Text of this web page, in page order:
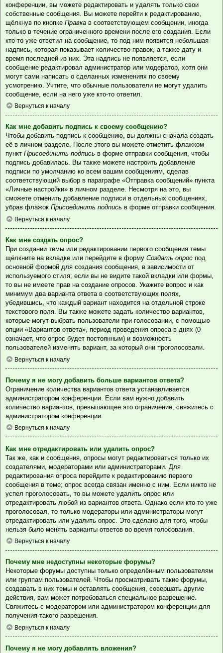
конференции, вы можете редактировать и удалять только свои
собственные сообщения. Вы можете перейти к редактированию,
щёлкнув по кнопке Правка в соответствующем сообщении, иногда
только в течение ограниченного времени после его создания. Если
кто-то уже ответил на сообщение, то под ним появится небольшая
надпись, которая показывает количество правок, а также дату и
время последней из них. Эта надпись не появляется, если
сообщение редактировал администратор или модератор, хотя они
могут сами написать о сделанных изменениях по своему
усмотрению. Учтите, что обычные пользователи не могут удалить
сообщение, если на него уже кто-то ответил.
Вернуться к началу
Как мне добавить подпись к своему сообщению?
Чтобы добавить подпись к сообщению, вы должны сначала создать
её в личном разделе. После этого вы можете отметить флажком
пункт Присоединить подпись в форме отправки сообщения, чтобы
подпись добавилась. Вы также можете настроить добавление
подписи по умолчанию ко всем вашим сообщениям, сделав
соответствующий выбор в параграфе «Отправка сообщений» пункта
«Личные настройки» в личном разделе. Несмотря на это, вы
сможете отменить добавление подписи в отдельных сообщениях,
убрав флажок Присоединить подпись в форме отправки сообщения.
Вернуться к началу
Как мне создать опрос?
При создании темы или редактировании первого сообщения темы
щёлкните на вкладке или перейдите в форму Создать опрос под
основной формой для создания сообщения, в зависимости от
используемого стиля; если вы не видите такой вкладки или формы,
то вы не имеете прав на создание опросов. Укажите вопрос и как
минимум два варианта ответа в соответствующих полях,
убедившись, что каждый вариант находится на отдельной строке
текстового поля. Вы также можете задать количество вариантов,
которые могут выбрать пользователи при голосовании, с помощью
опции «Вариантов ответа», период проведения опроса в днях (0
означает, что опрос будет постоянным) и возможность
пользователей изменять вариант, за который они проголосовали.
Вернуться к началу
Почему я не могу добавить больше вариантов ответа?
Ограничение количества вариантов ответа устанавливается
администратором конференции. Если вам нужно добавить
количество вариантов, превышающее это ограничение, свяжитесь с
администратором конференции.
Вернуться к началу
Как мне отредактировать или удалить опрос?
Так же, как и сообщения, опросы могут редактироваться только их
создателями, модераторами или администраторами. Для
редактирования опроса перейдите к редактированию первого
сообщения в теме; опрос всегда связан именно с ним. Если никто не
успел проголосовать, то вы можете удалить опрос или
отредактировать любой из вариантов ответа. Однако если кто-то уже
проголосовал, то только модераторы или администраторы могут
отредактировать или удалить опрос. Это сделано для того, чтобы
нельзя было менять варианты ответов во время голосования.
Вернуться к началу
Почему мне недоступны некоторые форумы?
Некоторые форумы доступны только определённым пользователям
или группам пользователей. Чтобы просматривать такие форумы,
создавать в них темы и оставлять сообщения, совершать другие
действия, вам может потребоваться специальное разрешение.
Свяжитесь с модератором или администратором конференции для
получения такого разрешения.
Вернуться к началу
Почему я не могу добавлять вложения?